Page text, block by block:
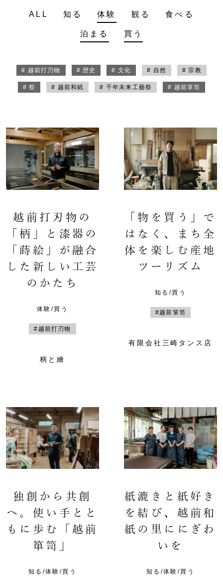
ALL 知る 体験 観る 食べる
泊まる 買う
# 越前打刃物 # 歴史 # 文化 # 自然 # 宗教
# 祭 # 越前和紙 # 千年未来工藝祭 # 越前箪笥
越前打刃物の
「柄」と漆器の
「蒔絵」が融合
した新しい工芸
のかたち
体験/買う
#越前打刃物
柄と繪
「物を買う」で
はなく、まち全
体を楽しむ産地
ツーリズム
知る/買う
#越前箪笥
有限会社三崎タンス店
独創から共創
へ。使い手とと
もに歩む「越前
箪笥」
知る/体験/買う
紙漉きと紙好き
を結び、越前和
紙の里ににぎわ
いを
知る/体験/買う